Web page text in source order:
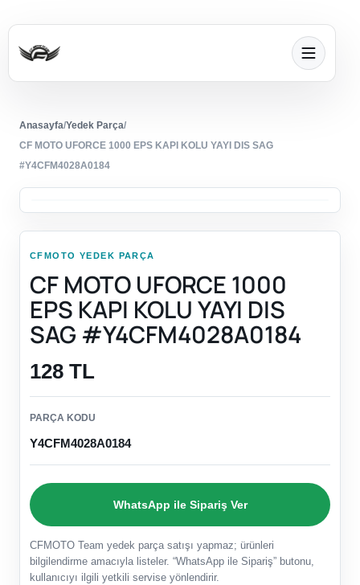
Anasayfa/Yedek Parça/
CF MOTO UFORCE 1000 EPS KAPI KOLU YAYI DIS SAG
#Y4CFM4028A0184
CFMOTO YEDEK PARÇA
CF MOTO UFORCE 1000
EPS KAPI KOLU YAYI DIS
SAG #Y4CFM4028A0184
128 TL
PARÇA KODU
Y4CFM4028A0184
WhatsApp ile Sipariş Ver
CFMOTO Team yedek parça satışı yapmaz; ürünleri
bilgilendirme amacıyla listeler. “WhatsApp ile Sipariş” butonu,
kullanıcıyı ilgili yetkili servise yönlendirir.